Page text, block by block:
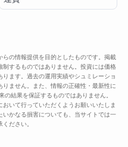
の情報提供を目的としたものです。掲載
するものではありません。投資には価格
ます。過去の運用実績やシュミレーショ
ません。また、情報の正確性・最新性に
結果を保証するものではありません。
いて行っていただくようお願いいたしま
かなる損害についても、当サイトでは一
ださい。